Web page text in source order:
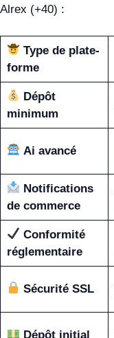
Alrex (+40) :
Type de plate-
forme
Dépôt
minimum
Ai avancé
Notifications
de commerce
Conformité
réglementaire
Sécurité SSL
Dépôt initial